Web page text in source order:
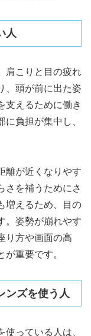
人
肩こりと目の疲れ
、頭が前に出た姿
支えるために働き
負担が集中し、
離が近くなりやす
さを補うためにさ
増えるため、目の
。姿勢が崩れやす
り方や画面の高
重要です。
ンズを使う人
っている人は、